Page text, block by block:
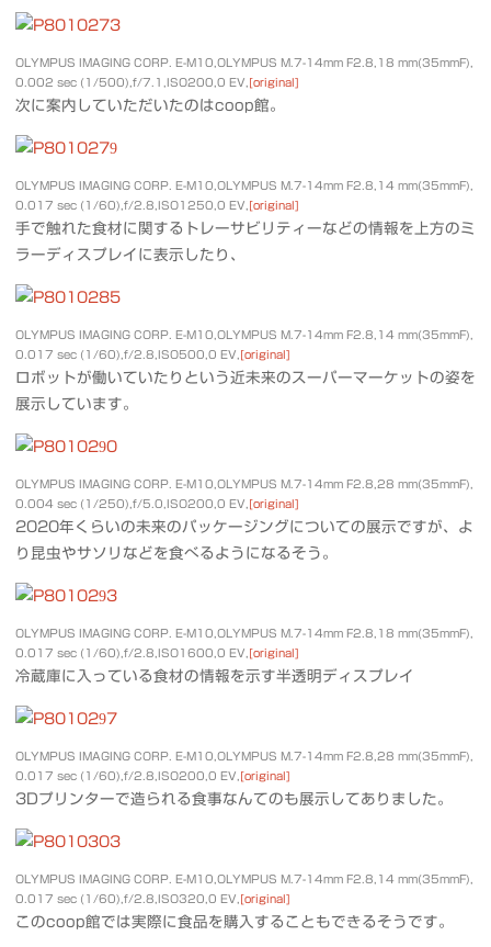
OLYMPUS IMAGING CORP. E-M10,OLYMPUS M.7-14mm F2.8,18 mm(35mmF),
0.002 sec (1/500),f/7.1,ISO200,0 EV, [original]
次に案内していただいたのはcoop館。
OLYMPUS IMAGING CORP. E-M10,OLYMPUS M.7-14mm F2.8,14 mm(35mmF),
0.017 sec (1/60),f/2.8,ISO1250,0 EV, [original]
手で触れた食材に関するトレーサビリティーなどの情報を上方のミ
ラーディスプレイに表示したり、
OLYMPUS IMAGING CORP. E-M10,OLYMPUS M.7-14mm F2.8,14 mm(35mmF),
0.017 sec (1/60),f/2.8,ISO500,0 EV, [original]
ロボットが働いていたりという近未来のスーパーマーケットの姿を
展示しています。
OLYMPUS IMAGING CORP. E-M10,OLYMPUS M.7-14mm F2.8,28 mm(35mmF),
0.004 sec (1/250),f/5.0,ISO200,0 EV, [original]
2020年くらいの未来のパッケージングについての展示ですが、よ
り昆虫やサソリなどを食べるようになるそう。
OLYMPUS IMAGING CORP. E-M10,OLYMPUS M.7-14mm F2.8,18 mm(35mmF),
0.017 sec (1/60),f/2.8,ISO1600,0 EV, [original]
冷蔵庫に入っている食材の情報を示す半透明ディスプレイ
OLYMPUS IMAGING CORP. E-M10,OLYMPUS M.7-14mm F2.8,28 mm(35mmF),
0.017 sec (1/60),f/2.8,ISO200,0 EV, [original]
3Dプリンターで造られる食事なんてのも展示してありました。
OLYMPUS IMAGING CORP. E-M10,OLYMPUS M.7-14mm F2.8,14 mm(35mmF),
0.017 sec (1/60),f/2.8,ISO320,0 EV, [original]
このcoop館では実際に食品を購入することもできるそうです。